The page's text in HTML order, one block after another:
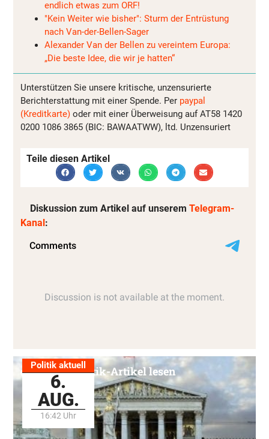
endlich etwas zum ORF!
"Kein Weiter wie bisher": Sturm der Entrüstung
nach Van-der-Bellen-Sager
Alexander Van der Bellen zu vereintem Europa:
„Die beste Idee, die wir je hatten“
Unterstützen Sie unsere kritische, unzensurierte
Berichterstattung mit einer Spende. Per paypal
(Kreditkarte) oder mit einer Überweisung auf AT58 1420
0200 1086 3865 (BIC: BAWAATWW), ltd. Unzensuriert
Teile diesen Artikel
Diskussion zum Artikel auf unserem Telegram-
Kanal:
Politik aktuell
6.
AUG.
16:42 Uhr
Alle Politik-Artikel lesen